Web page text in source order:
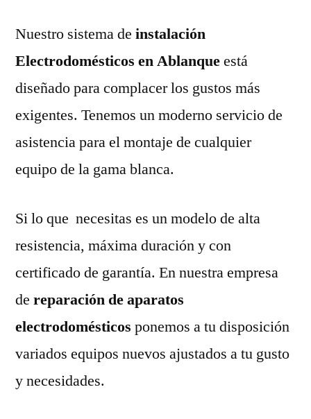
Nuestro sistema de instalación
Electrodomésticos en Ablanqueestá
diseñado para complacer los gustos más
exigentes. Tenemos un moderno servicio de
asistencia para el montaje de cualquier
equipo de la gama blanca.
Si lo que necesitas es un modelo de alta
resistencia, máxima duración y con
certificado de garantía. En nuestra empresa
de reparación de aparatos
electrodomésticos ponemos a tu disposición
variados equipos nuevos ajustados a tu gusto
y necesidades.